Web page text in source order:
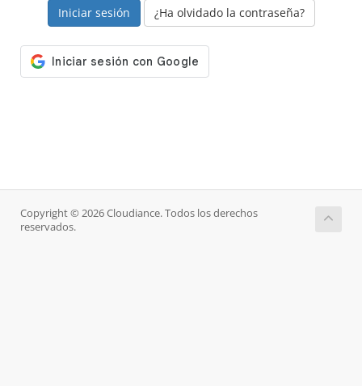
¿Ha olvidado la contraseña?
Copyright © 2026 Cloudiance. Todos los derechos
reservados.